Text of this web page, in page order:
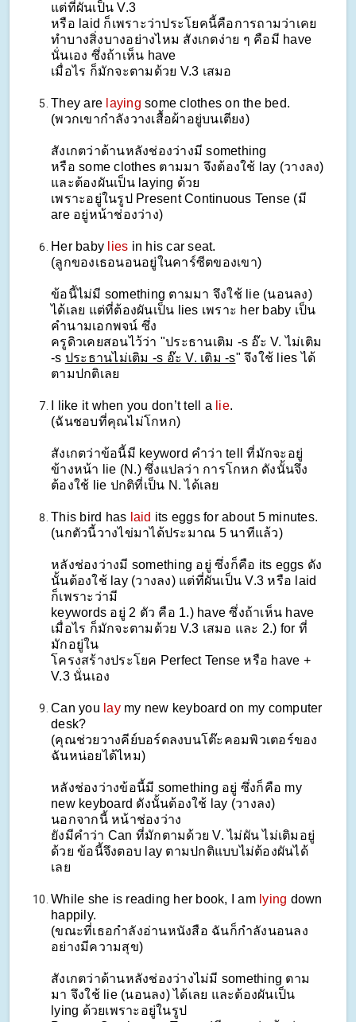
แต่ที่ผันเป็น V.3
หรือ laid ก็เพราะว่าประโยคนี้คือการถามว่าเคย
ทำบางสิ่งบางอย่างไหม สังเกตง่าย ๆ คือมี have
นั่นเอง ซึ่งถ้าเห็น have
เมื่อไร ก็มักจะตามด้วย V.3 เสมอ
They are laying some clothes on the bed.
(พวกเขากำลังวางเสื้อผ้าอยู่บนเตียง)
สังเกตว่าด้านหลังช่องว่างมี something
หรือ some clothes ตามมา จึงต้องใช้ lay (วางลง)
และต้องผันเป็น laying ด้วย
เพราะอยู่ในรูป Present Continuous Tense (มี
are อยู่หน้าช่องว่าง)
Her baby lies in his car seat.
(ลูกของเธอนอนอยู่ในคาร์ซีตของเขา)
ข้อนี้ไม่มี something ตามมา จึงใช้ lie (นอนลง)
ได้เลย แต่ที่ต้องผันเป็น lies เพราะ her baby เป็น
คำนามเอกพจน์ ซึ่ง
ครูดิวเคยสอนไว้ว่า "ประธานเติม -s อ๊ะ V. ไม่เติม
-s ประธานไม่เติม -s อ๊ะ V. เติม -s" จึงใช้ lies ได้
ตามปกติเลย
I like it when you don’t tell a lie.
(ฉันชอบที่คุณไม่โกหก)
สังเกตว่าข้อนี้มี keyword คำว่า tell ที่มักจะอยู่
ข้างหน้า lie (N.) ซึ่งแปลว่า การโกหก ดังนั้นจึง
ต้องใช้ lie ปกติที่เป็น N. ได้เลย
This bird has laid its eggs for about 5 minutes.
(นกตัวนี้วางไข่มาได้ประมาณ 5 นาทีแล้ว)
หลังช่องว่างมี something อยู่ ซึ่งก็คือ its eggs ดัง
นั้นต้องใช้ lay (วางลง) แต่ที่ผันเป็น V.3 หรือ laid
ก็เพราะว่ามี
keywords อยู่ 2 ตัว คือ 1.) have ซึ่งถ้าเห็น have
เมื่อไร ก็มักจะตามด้วย V.3 เสมอ และ 2.) for ที่
มักอยู่ใน
โครงสร้างประโยค Perfect Tense หรือ have +
V.3 นั่นเอง
Can you lay my new keyboard on my computer
desk?
(คุณช่วยวางคีย์บอร์ดลงบนโต๊ะคอมพิวเตอร์ของ
ฉันหน่อยได้ไหม)
หลังช่องว่างข้อนี้มี something อยู่ ซึ่งก็คือ my
new keyboard ดังนั้นต้องใช้ lay (วางลง)
นอกจากนี้ หน้าช่องว่าง
ยังมีคำว่า Can ที่มักตามด้วย V. ไม่ผัน ไม่เติมอยู่
ด้วย ข้อนี้จึงตอบ lay ตามปกติแบบไม่ต้องผันได้
เลย
While she is reading her book, I am lying down
happily.
(ขณะที่เธอกำลังอ่านหนังสือ ฉันก็กำลังนอนลง
อย่างมีความสุข)
สังเกตว่าด้านหลังช่องว่างไม่มี something ตาม
มา จึงใช้ lie (นอนลง) ได้เลย และต้องผันเป็น
lying ด้วยเพราะอยู่ในรูป